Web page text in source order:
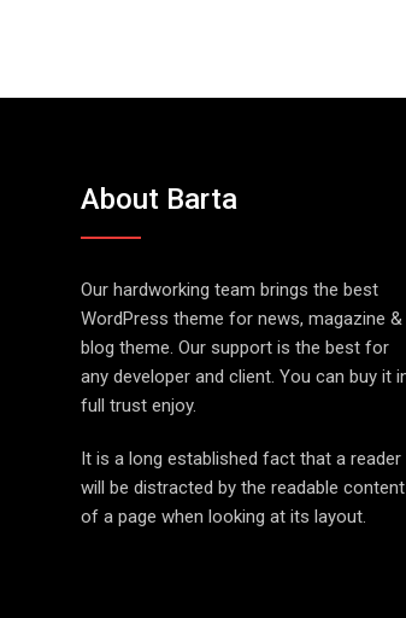
About Barta
Our hardworking team brings the best
WordPress theme for news, magazine &
blog theme. Our support is the best for
any developer and client. You can buy it
full trust enjoy.
It is a long established fact that a reader
will be distracted by the readable content
of a page when looking at its layout.